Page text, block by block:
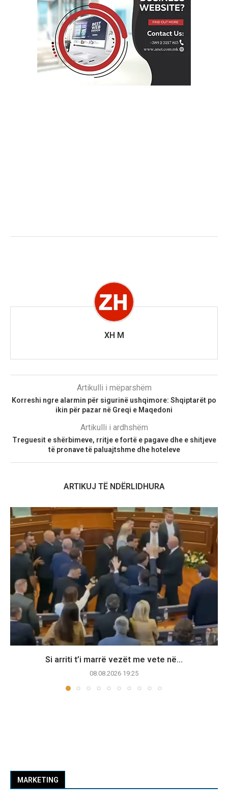
XH M
Artikulli i mëparshëm
Korreshi ngre alarmin për sigurinë ushqimore: Shqiptarët po
ikin për pazar në Greqi e Maqedoni
Artikulli i ardhshëm
Treguesit e shërbimeve, rritje e fortë e pagave dhe e shitjeve
të pronave të paluajtshme dhe hoteleve
ARTIKUJ TË NDËRLIDHURA
Si arriti t’i marrë vezët me vete në...
08.08.2026 19:25
MARKETING